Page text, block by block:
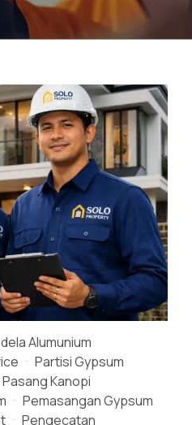
Alumunium
Partisi Gypsum
Pasang Kanopi
Pemasangan Gypsum
Pengecatan